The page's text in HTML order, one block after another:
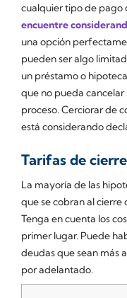
cualquier tipo de pago
encuentre
una opción
pueden ser algo
un préstamo o hipoteca
que no pueda cancelar
proceso. Cerciorar de
está considerando
Tarifas de cierre
La mayoría de las
que se cobran al cierre
Tenga en cuenta los
primer lugar. Puede
deudas que sean más
por adelantado.